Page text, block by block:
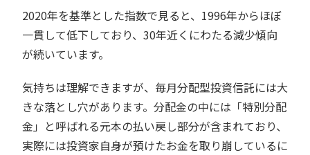
2020年を基準とした指数で見ると、1996年からほぼ
一貫して低下しており、30年近くにわたる減少傾向
が続いています。
気持ちは理解できますが、毎月分配型投資信託には大
きな落とし穴があります。分配金の中には「特別分配
金」と呼ばれる元本の払い戻し部分が含まれており、
実際には投資家自身が預けたお金を取り崩しているに